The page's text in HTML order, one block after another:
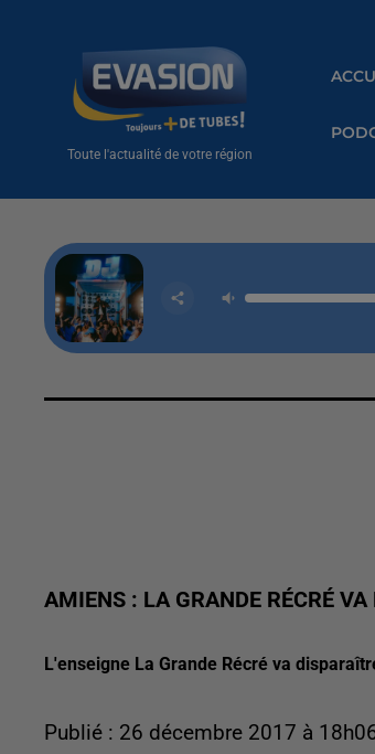
Toute l'actualité de votre région
AMIENS : LA GRANDE RÉCRÉ VA
L'enseigne La Grande Récré va
Publié : 26 décembre 2017 à